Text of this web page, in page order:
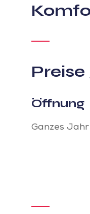
Öffnung
Ganzes